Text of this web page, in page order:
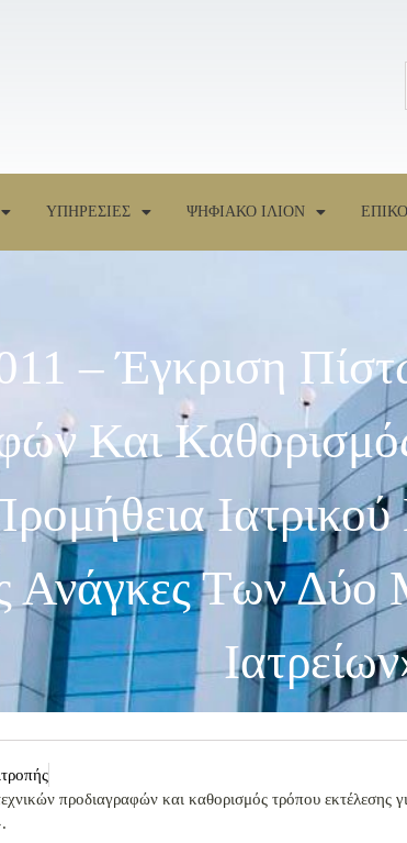
ΥΠΗΡΕΣΙΕΣ ΨΗΦΙΑΚΟ ΙΛΙΟΝ
– Έγκριση
Και
Ιατρικού
Ανάγκες Των
προδιαγραφών και καθορισμός τρόπου εκτέλεσης